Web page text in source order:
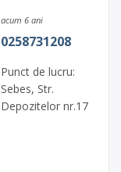
acum 6 ani
0258731208
Punct de lucru:
Sebes, Str.
Depozitelor nr.17